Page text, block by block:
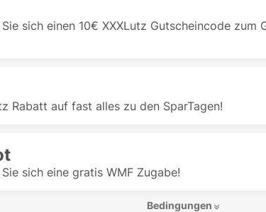
sich einen 10€ XXXLutz Gutscheincode zum
Rabatt auf fast alles zu den SparTagen!
sich eine gratis WMF Zugabe!
Bedingungen